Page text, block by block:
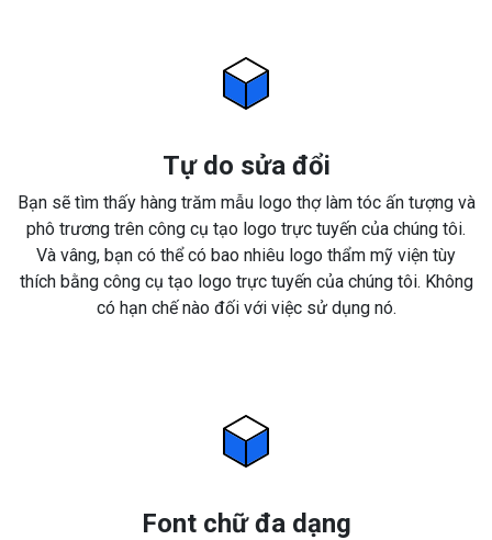
Tự do sửa đổi
Bạn sẽ tìm thấy hàng trăm mẫu logo thợ làm tóc ấn tượng và
phô trương trên công cụ tạo logo trực tuyến của chúng tôi.
Và vâng, bạn có thể có bao nhiêu logo thẩm mỹ viện tùy
thích bằng công cụ tạo logo trực tuyến của chúng tôi. Không
có hạn chế nào đối với việc sử dụng nó.
Font chữ đa dạng